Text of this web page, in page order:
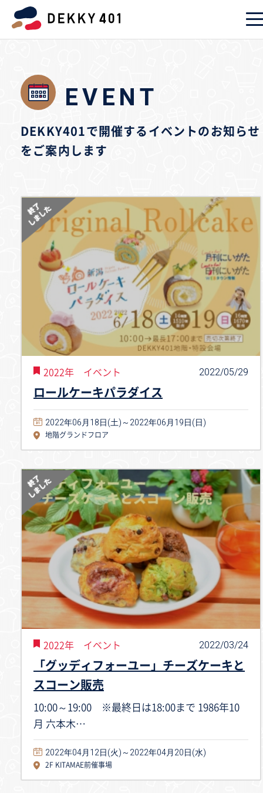
EVENT
DEKKY401で開催するイベントのお知らせ
をご案内します
2022年 イベント 2022/05/29
ロールケーキパラダイス
2022年06月18日(土)～2022年06月19日(日)
地階グランドフロア
2022年 イベント 2022/03/24
「グッディフォーユー」チーズケーキと
スコーン販売
10:00～19:00 ※最終日は18:00まで 1986年10
月 六本木…
2022年04月12日(火)～2022年04月20日(水)
2F KITAMAE前催事場